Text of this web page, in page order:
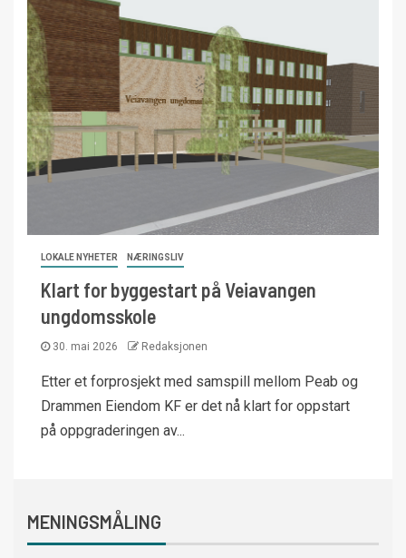
LOKALE NYHETER NÆRINGSLIV
Klart for byggestart på Veiavangen
ungdomsskole
30. mai 2026 Redaksjonen
Etter et forprosjekt med samspill mellom Peab og
Drammen Eiendom KF er det nå klart for oppstart
på oppgraderingen av...
MENINGSMÅLING